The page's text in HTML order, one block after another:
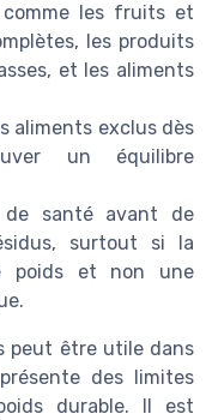
les fruits et
les produits
et les aliments
aliments exclus dès
un équilibre
de santé avant de
surtout si la
poids et non une
peut être utile dans
des limites
durable. Il est